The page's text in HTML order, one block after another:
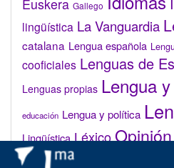
Euskera Gallego
lingüística La Vanguardia
catalana Lengua española
cooficiales Lenguas de
Lenguas propias Lengua
educación Lengua y política
Lingüística LéxicoOpinión
lingüística